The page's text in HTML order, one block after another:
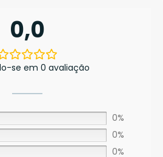
0,0
se em 0 avaliação
0%
0%
0%